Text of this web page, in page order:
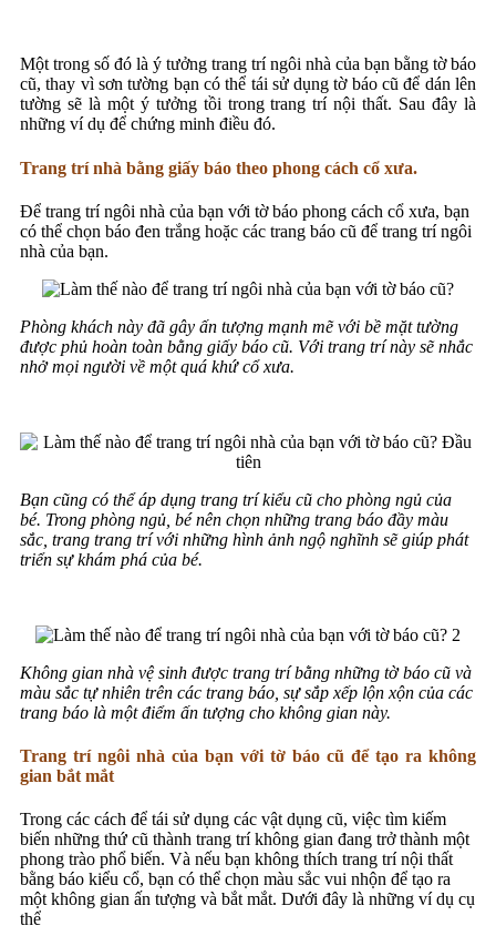
Một trong số đó là ý tưởng trang trí ngôi nhà của bạn bằng tờ báo
cũ, thay vì sơn tường bạn có thể tái sử dụng tờ báo cũ để dán lên
tường sẽ là một ý tưởng tồi trong trang trí nội thất. Sau đây là
những ví dụ để chứng minh điều đó.
Trang trí nhà bằng giấy báo theo phong cách cổ xưa.
Để trang trí ngôi nhà của bạn với tờ báo phong cách cổ xưa, bạn
có thể chọn báo đen trắng hoặc các trang báo cũ để trang trí ngôi
nhà của bạn.
Phòng khách này đã gây ấn tượng mạnh mẽ với bề mặt tường
được phủ hoàn toàn bằng giấy báo cũ. Với trang trí này sẽ nhắc
nhở mọi người về một quá khứ cổ xưa.
Bạn cũng có thể áp dụng trang trí kiểu cũ cho phòng ngủ của
bé. Trong phòng ngủ, bé nên chọn những trang báo đầy màu
sắc, trang trang trí với những hình ảnh ngộ nghĩnh sẽ giúp phát
triển sự khám phá của bé.
Không gian nhà vệ sinh được trang trí bằng những tờ báo cũ và
màu sắc tự nhiên trên các trang báo, sự sắp xếp lộn xộn của các
trang báo là một điểm ấn tượng cho không gian này.
Trang trí ngôi nhà của bạn với tờ báo cũ để tạo ra không
gian bắt mắt
Trong các cách để tái sử dụng các vật dụng cũ, việc tìm kiếm
biến những thứ cũ thành trang trí không gian đang trở thành một
phong trào phổ biến. Và nếu bạn không thích trang trí nội thất
bằng báo kiểu cổ, bạn có thể chọn màu sắc vui nhộn để tạo ra
một không gian ấn tượng và bắt mắt. Dưới đây là những ví dụ cụ
thể